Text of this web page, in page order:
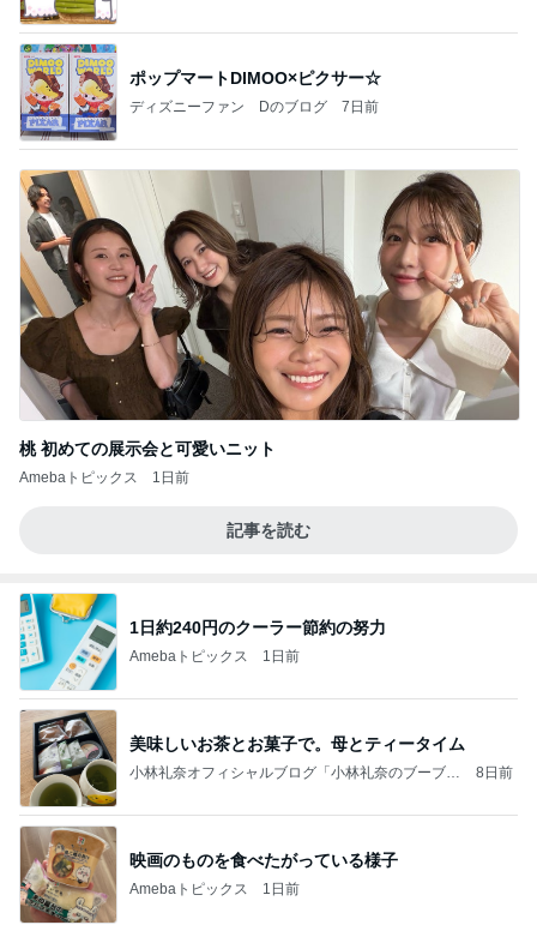
ポップマートDIMOO×ピクサー☆
ディズニーファン Dのブログ 7日前
桃 初めての展示会と可愛いニット
Amebaトピックス 1日前
記事を読む
1日約240円のクーラー節約の努力
Amebaトピックス 1日前
美味しいお茶とお菓子で。母とティータイム
小林礼奈オフィシャルブログ「小林礼奈のブーブー
8日前
映画のものを食べたがっている様子
Amebaトピックス 1日前